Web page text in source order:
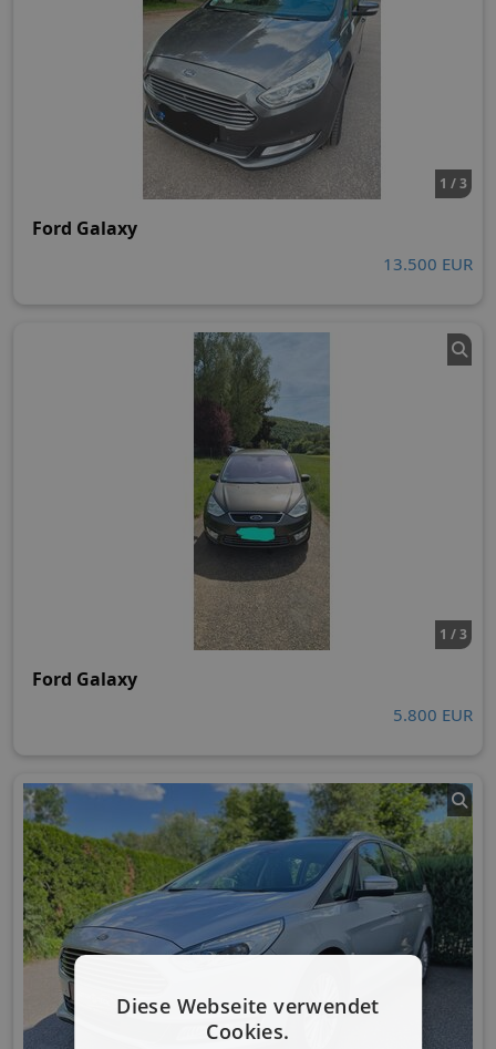
1 / 3
Ford Galaxy
13.500 EUR
1 / 3
Ford Galaxy
5.800 EUR
Diese Webseite verwendet
Cookies.